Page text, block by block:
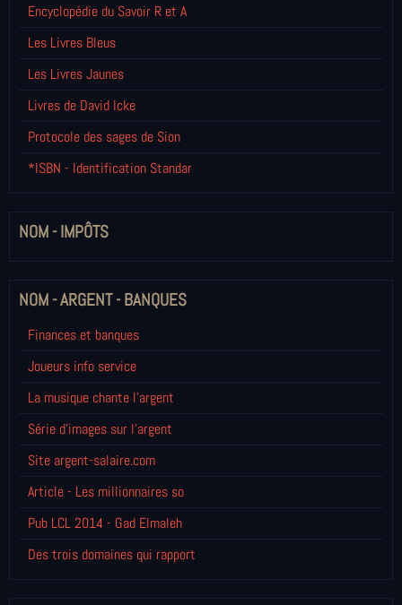
Encyclopédie du Savoir R et A
Les Livres Bleus
Les Livres Jaunes
Livres de David Icke
Protocole des sages de Sion
*ISBN - Identification Standar
NOM - IMPÔTS
NOM - ARGENT - BANQUES
Finances et banques
Joueurs info service
La musique chante l'argent
Série d'images sur l'argent
Site argent-salaire.com
Article - Les millionnaires so
Pub LCL 2014 - Gad Elmaleh
Des trois domaines qui rapport